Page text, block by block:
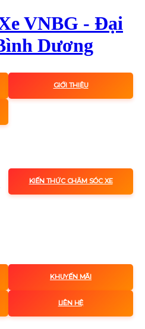
GIỚI THIỆU
KIẾN THỨC CHĂM SÓC XE
KHUYẾN MÃI
LIÊN HỆ